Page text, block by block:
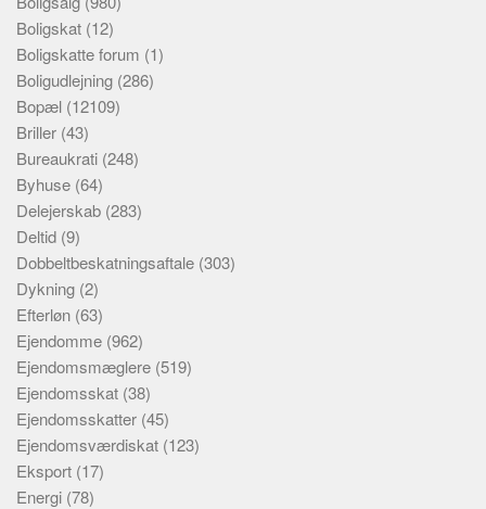
Boligskat (12)
Boligskatte forum (1)
Boligudlejning (286)
Bopæl (12109)
Briller (43)
Bureaukrati (248)
Byhuse (64)
Delejerskab (283)
Deltid (9)
Dobbeltbeskatningsaftale (303)
Dykning (2)
Efterløn (63)
Ejendomme (962)
Ejendomsmæglere (519)
Ejendomsskat (38)
Ejendomsskatter (45)
Ejendomsværdiskat (123)
Eksport (17)
Energi (78)